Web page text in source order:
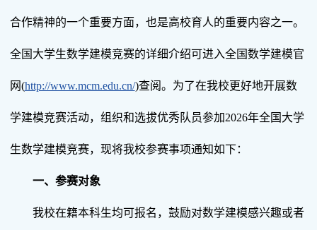
合作精神的一个重要方面，也是高校育人的重要内容之一。
全国大学生数学建模竞赛的详细介绍可进入全国数学建模官
网(http://www.mcm.edu.cn/)查阅。为了在我校更好地开展数
学建模竞赛活动，组织和选拔优秀队员参加2026年全国大学
生数学建模竞赛，现将我校参赛事项通知如下：
一、参赛对象
我校在籍本科生均可报名，鼓励对数学建模感兴趣或者